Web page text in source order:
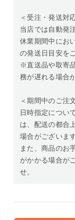
＜受注・発送対
当店では自動発
休業期間中にお
の発送日目安を
※直送品や取寄
務が遅れる場合
＜期間中のご注
日時指定につい
は、配送の都合
場合がございます
また、商品のお
がかかる場合が
せ。